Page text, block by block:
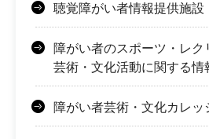
聴覚障がい者情報提供施設
障がい者のスポーツ・レ
芸術・文化活動に関する情
障がい者芸術・文化カレッ